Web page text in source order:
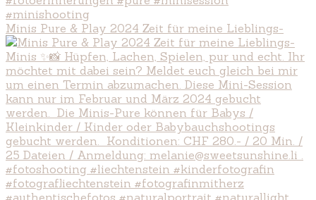
Minis Pure & Play 2024 Zeit für meine Lieblings-